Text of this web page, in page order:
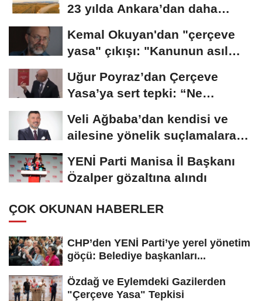
23 yılda Ankara’dan daha
Kemal Okuyan'dan "çerçeve
yasa" çıkışı: "Kanunun asıl
Uğur Poyraz’dan Çerçeve
Yasa’ya sert tepki: “Ne
Veli Ağbaba’dan kendisi ve
ailesine yönelik suçlamalara
tepki: “Bir...
YENİ Parti Manisa İl Başkanı
Özalper gözaltına alındı
ÇOK OKUNAN HABERLER
CHP’den YENİ Parti’ye yerel yönetim
göçü: Belediye başkanları...
Özdağ ve Eylemdeki Gazilerden
"Çerçeve Yasa" Tepkisi